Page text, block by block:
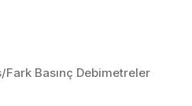
/Fark Basınç Debimetreler